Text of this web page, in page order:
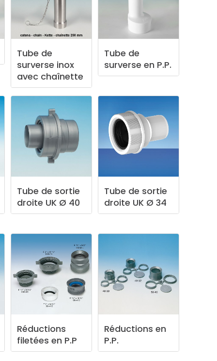
Tube de
surverse inox
avec chaînette
Tube de
surverse en P.P.
Tube de sortie
droite UK Ø 40
Tube de sortie
droite UK Ø 34
Réductions
filetées en P.P
Réductions en
P.P.